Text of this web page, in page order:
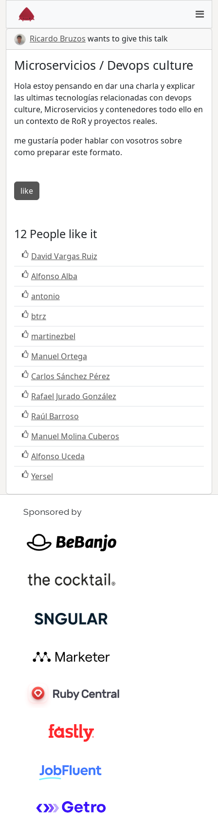
Ricardo Bruzos wants to give this talk
Microservicios / Devops culture
Hola estoy pensando en dar una charla y explicar
las ultimas tecnologías relacionadas con devops
culture, Microservicios y contenedores todo ello en
un contexto de RoR y proyectos reales.
me gustaría poder hablar con vosotros sobre
como preparar este formato.
like
12 People like it
David Vargas Ruiz
Alfonso Alba
antonio
btrz
martinezbel
Manuel Ortega
Carlos Sánchez Pérez
Rafael Jurado González
Raúl Barroso
Manuel Molina Cuberos
Alfonso Uceda
Yersel
Sponsored by